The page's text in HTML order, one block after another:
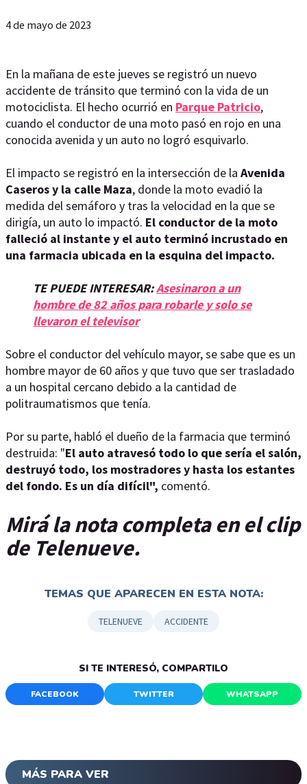
4 de mayo de 2023
En la mañana de este jueves se registró un nuevo
accidente de tránsito que terminó con la vida de un
motociclista. El hecho ocurrió en Parque Patricio,
cuando el conductor de una moto pasó en rojo en una
conocida avenida y un auto no logró esquivarlo.
El impacto se registró en la intersección de la Avenida
Caseros y la calle Maza, donde la moto evadió la
medida del semáforo y tras la velocidad en la que se
dirigía, un auto lo impactó. El conductor de la moto
falleció al instante y el auto terminó incrustado en
una farmacia ubicada en la esquina del impacto.
TE PUEDE INTERESAR:Asesinaron a un
hombre de 82 años para robarle y solo se
llevaron el televisor
Sobre el conductor del vehículo mayor, se sabe que es un
hombre mayor de 60 años y que tuvo que ser trasladado
a un hospital cercano debido a la cantidad de
politraumatismos que tenía.
Por su parte, habló el dueño de la farmacia que terminó
destruida: "El auto atravesó todo lo que sería el salón,
destruyó todo, los mostradores y hasta los estantes
del fondo. Es un día difícil", comentó.
Mirá la nota completa en el clip
de Telenueve.
TEMAS QUE APARECEN EN ESTA NOTA:
TELENUEVE ACCIDENTE
SI TE INTERESÓ, COMPARTILO
FACEBOOK TWITTER WHATSAPP
MÁS PARA VER